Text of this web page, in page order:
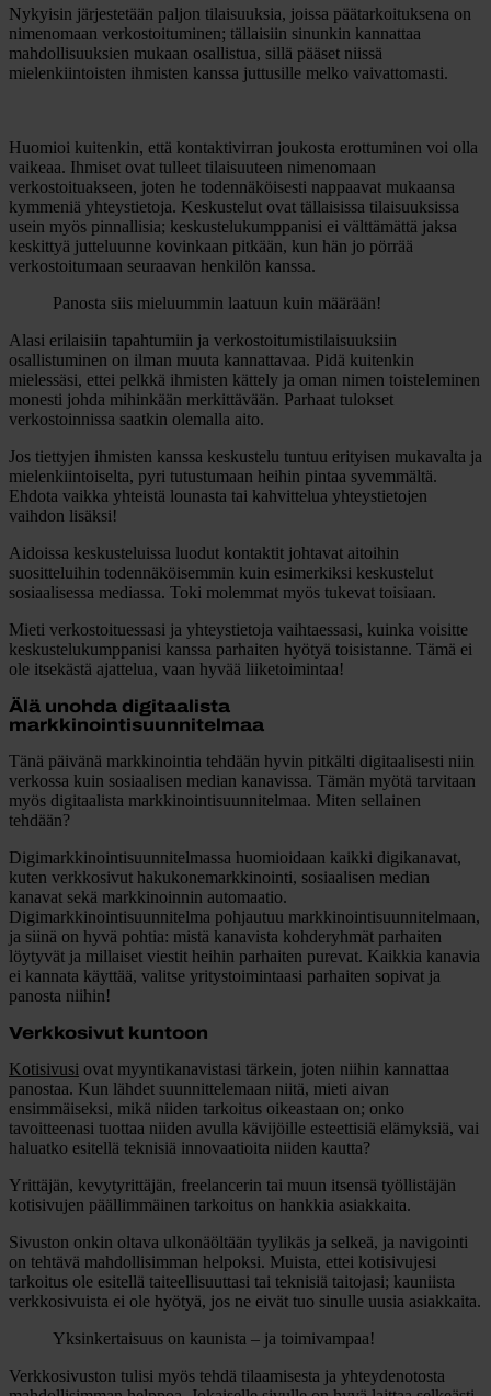
Nykyisin järjestetään paljon tilaisuuksia, joissa päätarkoituksena on
nimenomaan verkostoituminen; tällaisiin sinunkin kannattaa
mahdollisuuksien mukaan osallistua, sillä pääset niissä
mielenkiintoisten ihmisten kanssa juttusille melko vaivattomasti.
Huomioi kuitenkin, että kontaktivirran joukosta erottuminen voi olla
vaikeaa. Ihmiset ovat tulleet tilaisuuteen nimenomaan
verkostoituakseen, joten he todennäköisesti nappaavat mukaansa
kymmeniä yhteystietoja. Keskustelut ovat tällaisissa tilaisuuksissa
usein myös pinnallisia; keskustelukumppanisi ei välttämättä jaksa
keskittyä jutteluunne kovinkaan pitkään, kun hän jo pörrää
verkostoitumaan seuraavan henkilön kanssa.
Panosta siis mieluummin laatuun kuin määrään!
Alasi erilaisiin tapahtumiin ja verkostoitumistilaisuuksiin
osallistuminen on ilman muuta kannattavaa. Pidä kuitenkin
mielessäsi, ettei pelkkä ihmisten kättely ja oman nimen toisteleminen
monesti johda mihinkään merkittävään. Parhaat tulokset
verkostoinnissa saatkin olemalla aito.
Jos tiettyjen ihmisten kanssa keskustelu tuntuu erityisen mukavalta ja
mielenkiintoiselta, pyri tutustumaan heihin pintaa syvemmältä.
Ehdota vaikka yhteistä lounasta tai kahvittelua yhteystietojen
vaihdon lisäksi!
Aidoissa keskusteluissa luodut kontaktit johtavat aitoihin
suositteluihin todennäköisemmin kuin esimerkiksi keskustelut
sosiaalisessa mediassa. Toki molemmat myös tukevat toisiaan.
Mieti verkostoituessasi ja yhteystietoja vaihtaessasi, kuinka voisitte
keskustelukumppanisi kanssa parhaiten hyötyä toisistanne. Tämä ei
ole itsekästä ajattelua, vaan hyvää liiketoimintaa!
Älä unohda digitaalista
markkinointisuunnitelmaa
Tänä päivänä markkinointia tehdään hyvin pitkälti digitaalisesti niin
verkossa kuin sosiaalisen median kanavissa. Tämän myötä tarvitaan
myös digitaalista markkinointisuunnitelmaa. Miten sellainen
tehdään?
Digimarkkinointisuunnitelmassa huomioidaan kaikki digikanavat,
kuten verkkosivut hakukonemarkkinointi, sosiaalisen median
kanavat sekä markkinoinnin automaatio.
Digimarkkinointisuunnitelma pohjautuu markkinointisuunnitelmaan,
ja siinä on hyvä pohtia: mistä kanavista kohderyhmät parhaiten
löytyvät ja millaiset viestit heihin parhaiten purevat. Kaikkia kanavia
ei kannata käyttää, valitse yritystoimintaasi parhaiten sopivat ja
panosta niihin!
Verkkosivut kuntoon
Kotisivusi ovat myyntikanavistasi tärkein, joten niihin kannattaa
panostaa. Kun lähdet suunnittelemaan niitä, mieti aivan
ensimmäiseksi, mikä niiden tarkoitus oikeastaan on; onko
tavoitteenasi tuottaa niiden avulla kävijöille esteettisiä elämyksiä, vai
haluatko esitellä teknisiä innovaatioita niiden kautta?
Yrittäjän, kevytyrittäjän, freelancerin tai muun itsensä työllistäjän
kotisivujen päällimmäinen tarkoitus on hankkia asiakkaita.
Sivuston onkin oltava ulkonäöltään tyylikäs ja selkeä, ja navigointi
on tehtävä mahdollisimman helpoksi. Muista, ettei kotisivujesi
tarkoitus ole esitellä taiteellisuuttasi tai teknisiä taitojasi; kauniista
verkkosivuista ei ole hyötyä, jos ne eivät tuo sinulle uusia asiakkaita.
Yksinkertaisuus on kaunista – ja toimivampaa!
Verkkosivuston tulisi myös tehdä tilaamisesta ja yhteydenotosta